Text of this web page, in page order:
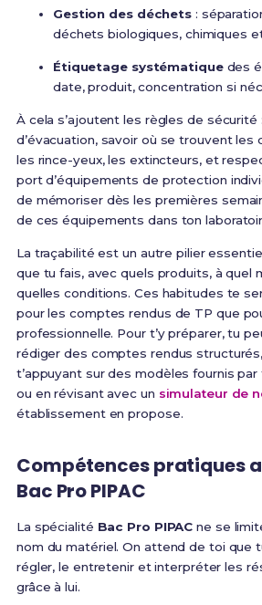
Gestion des déchets :
déchets biologiques, chimiques
Étiquetage systématiquedes
date, produit, concentration si
À cela s’ajoutent les règles de sécurité
d’évacuation, savoir où se trouvent les
les rince-yeux, les extincteurs, et
port d’équipements de protection
de mémoriser dès les premières
de ces équipements dans ton
La traçabilité est un autre pilier
que tu fais, avec quels produits, à quel
quelles conditions. Ces habitudes te
pour les comptes rendus de TP que
professionnelle. Pour t’y préparer, tu
rédiger des comptes rendus
t’appuyant sur des modèles fournis
ou en révisant avec un simulateur de
établissement en propose.
Compétences pratiques
Bac Pro PIPAC
La spécialité Bac Pro PIPAC ne se
nom du matériel. On attend de toi que
régler, le entretenir et interpréter les
grâce à lui.